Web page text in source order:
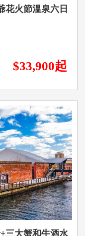
花火節溫泉六日
$33,900起
三大蟹和牛酒水